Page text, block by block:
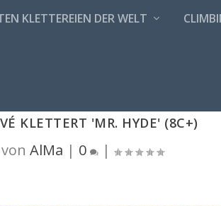
KLETTEREIEN DER WELT
KLETTERT 'MR. HYDE' (8C+)
AlMa | 0 |